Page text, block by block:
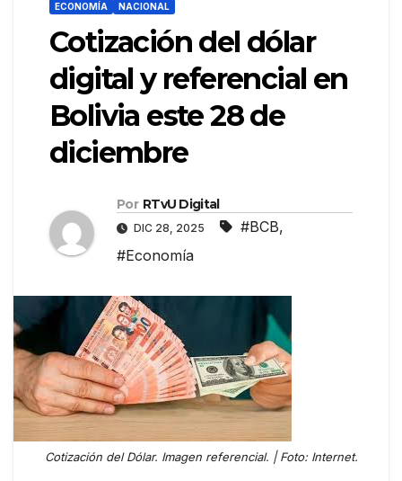
ECONOMÍA NACIONAL
Cotización del dólar
digital y referencial en
Bolivia este 28 de
diciembre
Por RTvU Digital
DIC 28, 2025 #BCB,
#Economía
Cotización del Dólar. Imagen referencial. | Foto: Internet.